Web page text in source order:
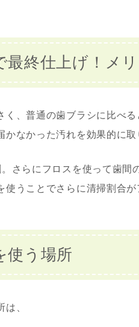
終仕上げ！メ
く、普通の歯ブラシに比べ
なかった汚れを効果的に取
さらにフロスを使って歯間
うことでさらに清掃割合が
使う場所
、